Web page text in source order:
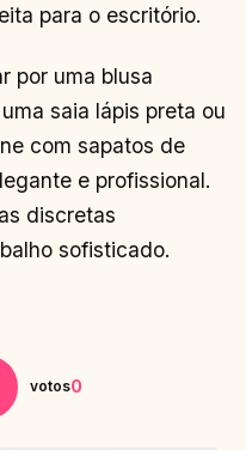
para o escritório.
por uma blusa
saia lápis preta ou
com sapatos de
e profissional.
discretas
sofisticado.
votos0